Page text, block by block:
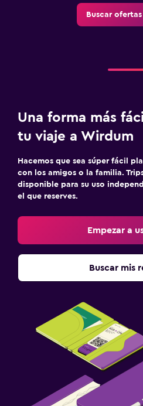
Buscar
Una forma más
tu viaje a Wirdum
Hacemos que sea súper fácil
con los amigos o la familia.
disponible para su uso
el que reserves.
Empezar a
Buscar mis